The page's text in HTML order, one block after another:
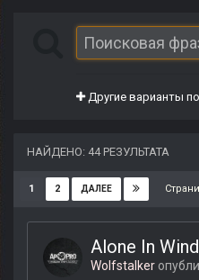
Другие варианты
НАЙДЕНО: 44 РЕЗУЛЬТАТА
1 2 ДАЛЕЕ
Alone In
Wolfstalker